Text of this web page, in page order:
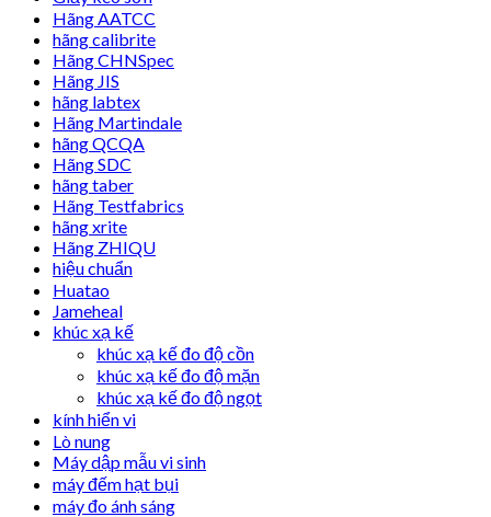
Hãng AATCC
hãng calibrite
Hãng CHNSpec
Hãng JIS
hãng labtex
Hãng Martindale
hãng QCQA
Hãng SDC
hãng taber
Hãng Testfabrics
hãng xrite
Hãng ZHIQU
hiệu chuẩn
Huatao
Jameheal
khúc xạ kế
khúc xạ kế đo độ cồn
khúc xạ kế đo độ mặn
khúc xạ kế đo độ ngọt
kính hiển vi
Lò nung
Máy dập mẫu vi sinh
máy đếm hạt bụi
máy đo ánh sáng